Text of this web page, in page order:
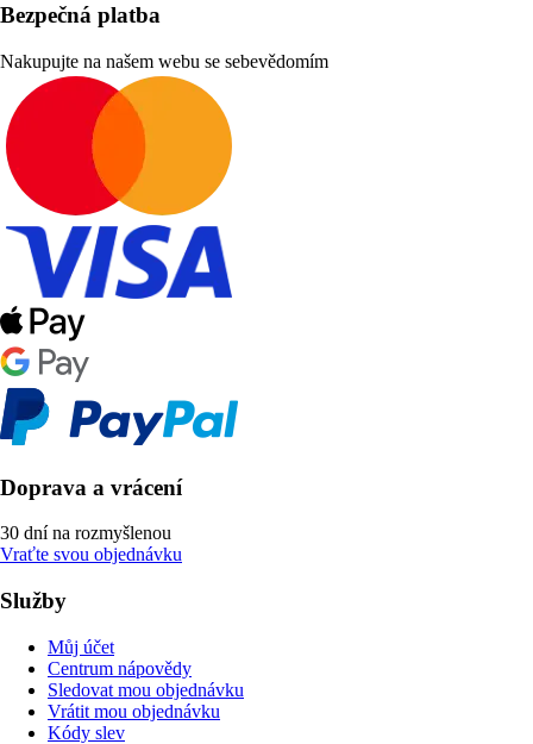
Bezpečná platba
Nakupujte na našem webu se sebevědomím
Doprava a vrácení
30 dní na rozmyšlenou
Vraťte svou objednávku
Služby
Můj účet
Centrum nápovědy
Sledovat mou objednávku
Vrátit mou objednávku
Kódy slev